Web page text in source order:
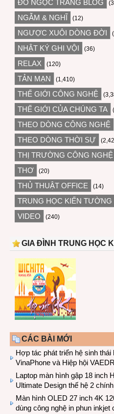
ĐỖ NGỌC TRANG BLOG
NGẪM & NGHĨ (12)
NGƯỢC XUÔI DÒNG ĐỜI
NHẬT KÝ GHI VỘI (36)
RELAX (120)
TẢN MẠN (1,410)
THẾ GIỚI CÔNG NGHỆ
THẾ GIỚI CỦA CHÚNG TA
THEO DÒNG CÔNG NGHỆ
THEO DÒNG THỜI SỰ
THỊ TRƯỜNG CÔNG NGHỆ
THƠ (20)
THỦ THUẬT OFFICE (14)
TRUNG HỌC KIẾN TƯỜNG
VIDEO (240)
GIA ĐÌNH TRUNG HỌC
CÁC BÀI MỚI
Hợp tác phát triển hệ sinh
VinaPhone và Hiệp hội VAEDR
Laptop màn hình gập 18 inch
Ultimate Design thế hệ 2
Màn hình OLED 27 inch 4K
dùng công nghệ in phun inkjet